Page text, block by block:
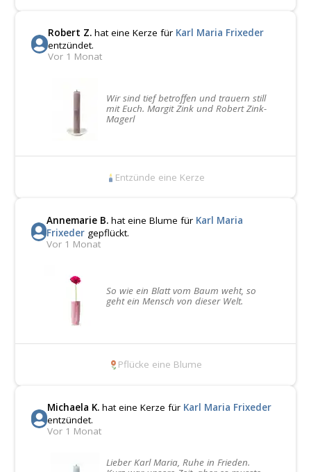
Robert Z.hat eine Kerze für Karl Maria Frixeder
entzündet.
Vor 1 Monat
Wir sind tief betroffen und trauern still
mit Euch. Margit Zink und Robert Zink-
Magerl
Entzünde eine Kerze
Annemarie B. hat eine Blume für Karl Maria
Frixeder gepflückt.
Vor 1 Monat
So wie ein Blatt vom Baum weht, so
geht ein Mensch von dieser Welt.
Pflücke eine Blume
Michaela K.hat eine Kerze für Karl Maria Frixeder
entzündet.
Vor 1 Monat
Lieber Karl Maria, Ruhe in Frieden.